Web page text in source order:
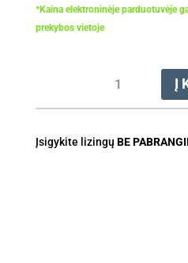
*Kaina elektroninėje parduotuvėje
prekybos vietoje
kiekis:
Mulčiavimo
STIHL
Į
Įsigykite lizingų BE